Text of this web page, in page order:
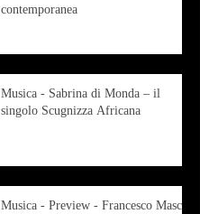
contemporanea
Musica - Sabrina di Monda – il
singolo Scugnizza Africana
Musica - Preview - Francesco Mascio